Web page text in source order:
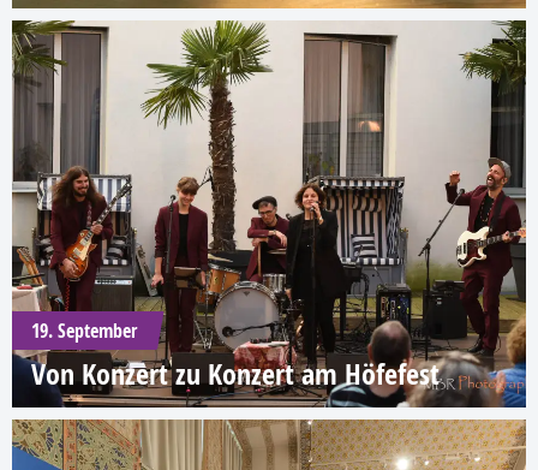
19. September
Von Konzert zu Konzert am Höfefest